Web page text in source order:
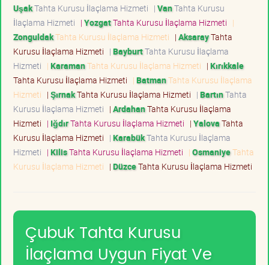
UşakTahta Kurusu İlaçlama Hizmeti | VanTahta Kurusu
İlaçlama Hizmeti | YozgatTahta Kurusu İlaçlama Hizmeti |
ZonguldakTahta Kurusu İlaçlama Hizmeti | AksarayTahta
Kurusu İlaçlama Hizmeti | BayburtTahta Kurusu İlaçlama
Hizmeti | KaramanTahta Kurusu İlaçlama Hizmeti | Kırıkkale
Tahta Kurusu İlaçlama Hizmeti | BatmanTahta Kurusu İlaçlama
Hizmeti | ŞırnakTahta Kurusu İlaçlama Hizmeti | BartınTahta
Kurusu İlaçlama Hizmeti | ArdahanTahta Kurusu İlaçlama
Hizmeti | IğdırTahta Kurusu İlaçlama Hizmeti | YalovaTahta
Kurusu İlaçlama Hizmeti | KarabükTahta Kurusu İlaçlama
Hizmeti | KilisTahta Kurusu İlaçlama Hizmeti | OsmaniyeTahta
Kurusu İlaçlama Hizmeti | DüzceTahta Kurusu İlaçlama Hizmeti
Çubuk Tahta Kurusu
İlaçlama Uygun Fiyat Ve